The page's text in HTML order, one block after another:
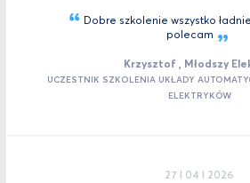
Dobre szkolenie wszystko
polecam
Krzysztof , Młodszy
UCZESTNIK SZKOLENIA UKŁADY
ELEKTRYKÓW
27 I 04 I 2026